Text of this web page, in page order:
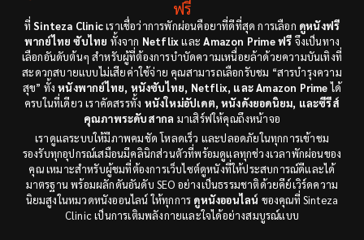
Detective สืบสวน(18)
Disaster(9)
Disney+(8)
Documentary สารคดี(12)
Documentary สารคดี(3)
Drama ดราม่า(278)
1971
1962
ฟรี
ที่Sinteza Clinicเราเชื่อว่าการพักผ่อนคือยาที่ดีที่สุด การเลือก ดูหนังฟรี
พากย์ไทย ซับไทย ทั้งจาก NetflixและAmazon Prime ฟรี จึงเป็นทาง
เลือกอันดับต้นๆ สำหรับผู้ที่ต้องการบำบัดความเหนื่อยล้าด้วยความบันเทิงที่
สะดวกสบายแบบไม่เสียค่าใช้จ่าย คุณสามารถเลือกรับชม “สารบำรุงความ
สุข” ทั้งหนังพากย์ไทย, หนังซับไทย, Netflix, และ Amazon Primeได้
ครบในที่เดียว เราคัดสรรทั้ง หนังใหม่อัปเดต, หนังดังยอดนิยม, และซีรีส์
คุณภาพระดับสากล มาเสิร์ฟให้คุณถึงหน้าจอ
เราดูแลระบบให้มีภาพคมชัด โหลดเร็ว และปลอดภัยในทุกการเข้าชม
รองรับทุกอุปกรณ์เสมือนมีคลินิกส่วนตัวที่พร้อมดูแลทุกช่วงเวลาพักผ่อนของ
คุณ เหมาะสำหรับผู้ชมที่ต้องการเว็บไซต์ดูหนังที่ให้ประสบการณ์ดีและได้
มาตรฐาน พร้อมผลักดันอันดับ SEO อย่างเป็นธรรมชาติด้วยคีย์เวิร์ดความ
นิยมสูงในหมวดหนังออนไลน์ ให้ทุกการ ดูหนังออนไลน์ ของคุณที่ Sinteza
Clinic เป็นการเติมพลังกายและใจได้อย่างสมบูรณ์แบบ